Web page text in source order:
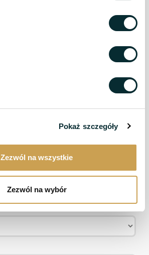
Pokaż szczegóły
Zezwól na wszystkie
Zezwól na wybór